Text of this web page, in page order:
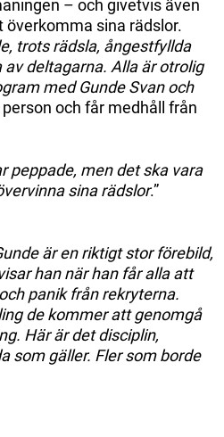
– och givetvis även
överkomma sina rädslor.
trots rädsla, ångestfyllda
av deltagarna. Alla är otrolig
med Gunde Svan och
person och får medhåll från
peppade, men det ska vara
sina rädslor.”
är en riktigt stor förebild,
han när han får alla att
panik från rekryterna.
de kommer att genomgå
Här är det disciplin,
som gäller. Fler som borde